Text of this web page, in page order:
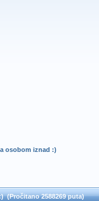
osobom iznad :)
(Pročitano 2588269 puta)